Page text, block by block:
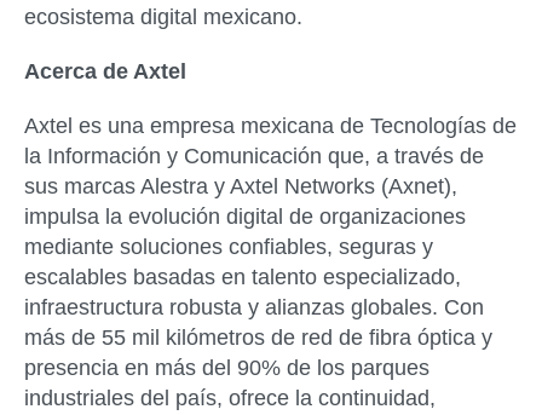
ecosistema digital mexicano.
Acerca de Axtel
Axtel es una empresa mexicana de Tecnologías de
la Información y Comunicación que, a través de
sus marcas Alestra y Axtel Networks (Axnet),
impulsa la evolución digital de organizaciones
mediante soluciones confiables, seguras y
escalables basadas en talento especializado,
infraestructura robusta y alianzas globales. Con
más de 55 mil kilómetros de red de fibra óptica y
presencia en más del 90% de los parques
industriales del país, ofrece la continuidad,